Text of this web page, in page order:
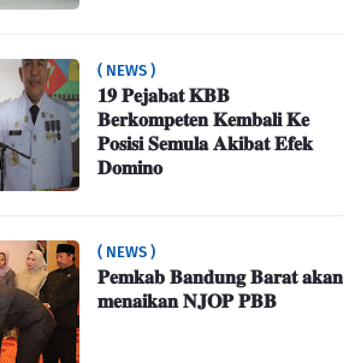
( NEWS )
𝟏𝟗 𝐏𝐞𝐣𝐚𝐛𝐚𝐭 𝐊𝐁𝐁
𝐁𝐞𝐫𝐤𝐨𝐦𝐩𝐞𝐭𝐞𝐧 𝐊𝐞𝐦𝐛𝐚𝐥𝐢 𝐊𝐞
𝐏𝐨𝐬𝐢𝐬𝐢 𝐒𝐞𝐦𝐮𝐥𝐚 𝐀𝐤𝐢𝐛𝐚𝐭 𝐄𝐟𝐞𝐤
𝐃𝐨𝐦𝐢𝐧𝐨
( NEWS )
𝐏𝐞𝐦𝐤𝐚𝐛 𝐁𝐚𝐧𝐝𝐮𝐧𝐠 𝐁𝐚𝐫𝐚𝐭 𝐚𝐤𝐚𝐧
𝐦𝐞𝐧𝐚𝐢𝐤𝐚𝐧 𝐍𝐉𝐎𝐏 𝐏𝐁𝐁